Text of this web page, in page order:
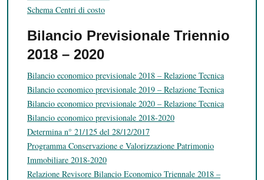
Schema Centri di costo
Bilancio Previsionale Triennio
2018 – 2020
Bilancio economico previsionale 2018 – Relazione Tecnica
Bilancio economico previsionale 2019 – Relazione Tecnica
Bilancio economico previsionale 2020 – Relazione Tecnica
Bilancio economico previsionale 2018-2020
Determina n° 21/125 del 28/12/2017
Programma Conservazione e Valorizzazione Patrimonio
Immobiliare 2018-2020
Relazione Revisore Bilancio Economico Triennale 2018 –